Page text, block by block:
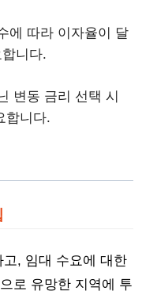
에 따라 이자율이 달
니다.
변동 금리 선택 시
합니다.
, 임대 수요에 대한
로 유망한 지역에 투